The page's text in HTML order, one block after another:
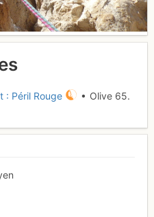
: Péril Rouge
• Olive 65.